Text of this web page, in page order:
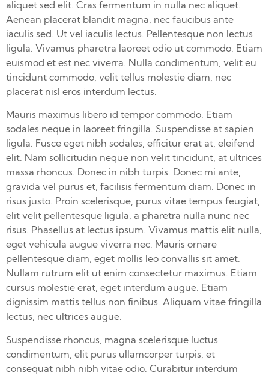
aliquet sed elit. Cras fermentum in nulla nec aliquet.
Aenean placerat blandit magna, nec faucibus ante
iaculis sed. Ut vel iaculis lectus. Pellentesque non lectus
ligula. Vivamus pharetra laoreet odio ut commodo. Etiam
euismod et est nec viverra. Nulla condimentum, velit eu
tincidunt commodo, velit tellus molestie diam, nec
placerat nisl eros interdum lectus.
Mauris maximus libero id tempor commodo. Etiam
sodales neque in laoreet fringilla. Suspendisse at sapien
ligula. Fusce eget nibh sodales, efficitur erat at, eleifend
elit. Nam sollicitudin neque non velit tincidunt, at ultrices
massa rhoncus. Donec in nibh turpis. Donec mi ante,
gravida vel purus et, facilisis fermentum diam. Donec in
risus justo. Proin scelerisque, purus vitae tempus feugiat,
elit velit pellentesque ligula, a pharetra nulla nunc nec
risus. Phasellus at lectus ipsum. Vivamus mattis elit nulla,
eget vehicula augue viverra nec. Mauris ornare
pellentesque diam, eget mollis leo convallis sit amet.
Nullam rutrum elit ut enim consectetur maximus. Etiam
cursus molestie erat, eget interdum augue. Etiam
dignissim mattis tellus non finibus. Aliquam vitae fringilla
lectus, nec ultrices augue.
Suspendisse rhoncus, magna scelerisque luctus
condimentum, elit purus ullamcorper turpis, et
consequat nibh nibh vitae odio. Curabitur interdum